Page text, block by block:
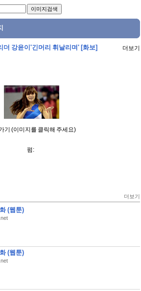
더 강윤이'긴머리 휘날리며' [화보] 더보기
기 (이미지를 클릭해 주세요)
펌:
더보기
(웹툰)
(웹툰)